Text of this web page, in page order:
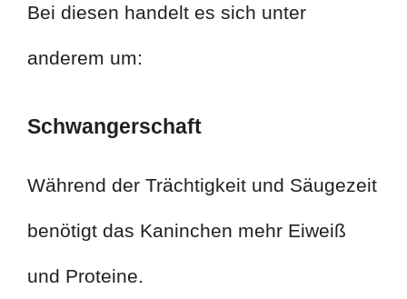
Bei diesen handelt es sich unter
anderem um:
Schwangerschaft
Während der Trächtigkeit und Säugezeit
benötigt das Kaninchen mehr Eiweiß
und Proteine.